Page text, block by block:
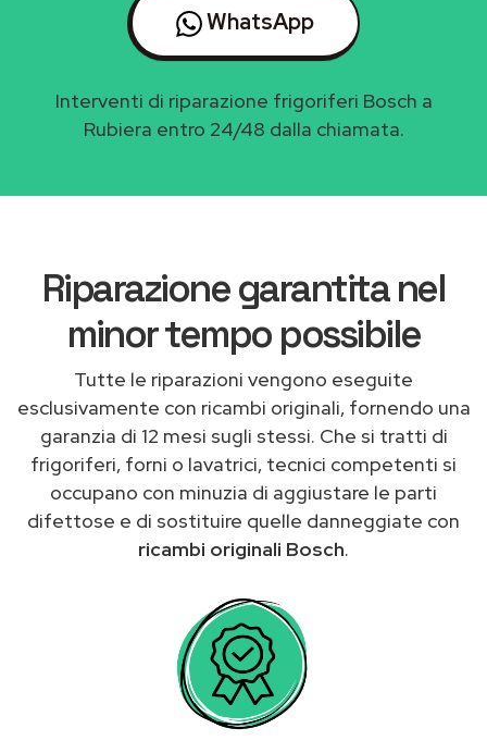
WhatsApp
Interventi di riparazione frigoriferi Bosch a
Rubiera entro 24/48 dalla chiamata.
Riparazione garantita nel
minor tempo possibile
Tutte le riparazioni vengono eseguite
esclusivamente con ricambi originali, fornendo una
garanzia di 12 mesi sugli stessi. Che si tratti di
frigoriferi, forni o lavatrici, tecnici competenti si
occupano con minuzia di aggiustare le parti
difettose e di sostituire quelle danneggiate con
ricambi originali Bosch.